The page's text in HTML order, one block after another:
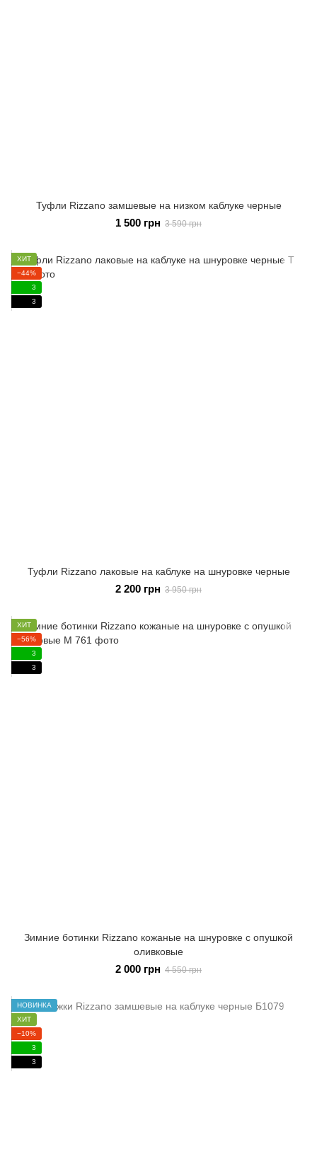
Туфли Rizzano замшевые на низком каблуке черные
1 500 грн 3 590 грн
ХИТ
−44%
3
3
Туфли Rizzano лаковые на каблуке на шнуровке черные
2 200 грн 3 950 грн
ХИТ
−56%
3
3
Зимние ботинки Rizzano кожаные на шнуровке с опушкой
оливковые
2 000 грн 4 550 грн
НОВИНКА
ХИТ
−10%
3
3